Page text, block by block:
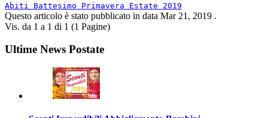
Abiti Battesimo Primavera Estate 2019
Questo articolo è stato pubblicato in data Mar 21, 2019 .
Vis. da 1 a 1 di 1 (1 Pagine)
Ultime News Postate